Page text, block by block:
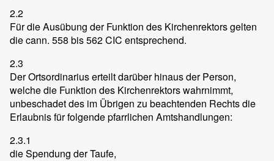
2.2
Für die Ausübung der Funktion des Kirchenrektors gelten
die cann. 558 bis 562 CIC entsprechend.
2.3
Der Ortsordinarius erteilt darüber hinaus der Person,
welche die Funktion des Kirchenrektors wahrnimmt,
unbeschadet des im Übrigen zu beachtenden Rechts die
Erlaubnis für folgende pfarrlichen Amtshandlungen:
2.3.1
die Spendung der Taufe,